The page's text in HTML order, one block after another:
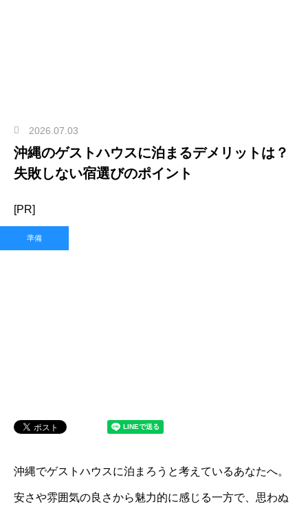
2026.07.03
沖縄のゲストハウスに泊まるデメリットは？
失敗しない宿選びのポイント
[PR]
準備
沖縄でゲストハウスに泊まろうと考えているあなたへ。
安さや雰囲気の良さから魅力的に感じる一方で、思わぬ